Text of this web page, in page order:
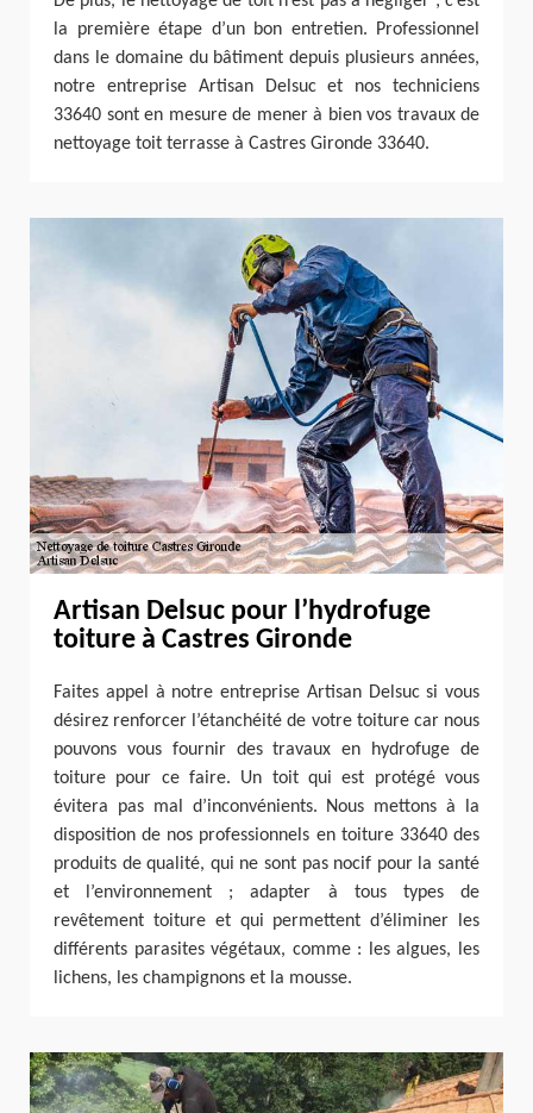
la première étape d’un bon entretien. Professionnel
dans le domaine du bâtiment depuis plusieurs années,
notre entreprise Artisan Delsuc et nos techniciens
33640 sont en mesure de mener à bien vos travaux de
nettoyage toit terrasse à Castres Gironde 33640.
Artisan Delsuc pour l’hydrofuge
toiture à Castres Gironde
Faites appel à notre entreprise Artisan Delsuc si vous
désirez renforcer l’étanchéité de votre toiture car nous
pouvons vous fournir des travaux en hydrofuge de
toiture pour ce faire. Un toit qui est protégé vous
évitera pas mal d’inconvénients. Nous mettons à la
disposition de nos professionnels en toiture 33640 des
produits de qualité, qui ne sont pas nocif pour la santé
et l’environnement ; adapter à tous types de
revêtement toiture et qui permettent d’éliminer les
différents parasites végétaux, comme : les algues, les
lichens, les champignons et la mousse.